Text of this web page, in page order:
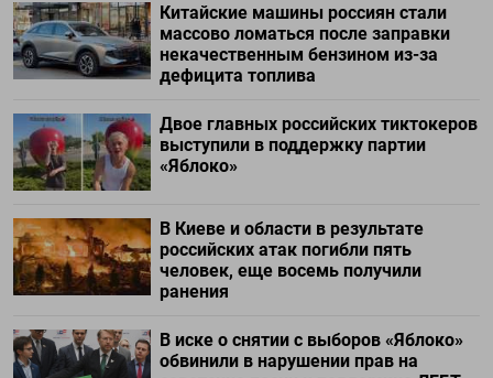
Китайские машины россиян стали
массово ломаться после заправки
некачественным бензином из-за
дефицита топлива
Двое главных российских тиктокеров
выступили в поддержку партии
«Яблоко»
В Киеве и области в результате
российских атак погибли пять
человек, еще восемь получили
ранения
В иске о снятии с выборов «Яблоко»
обвинили в нарушении прав на